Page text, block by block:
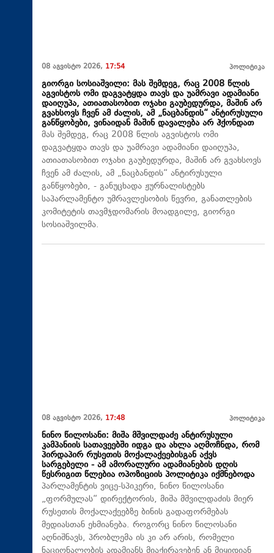
08 აგვისტო 2026, 17:54 პოლიტიკა
გიორგი სოსიაშვილი: მას შემდეგ, რაც 2008 წლის
აგვისტოს ომი დაგვატყდა თავს და უამრავი ადამიანი
დაიღუპა, ათიათასობით ოჯახი გაუბედურდა, მაშინ არ
გვახსოვს ჩვენ ამ ძალის, ამ „ნაცბანდის“ ანტირუსული
განწყობები, ვინაიდან მაშინ დავალება არ ჰქონდათ
მას შემდეგ, რაც 2008 წლის აგვისტოს ომი
დაგვატყდა თავს და უამრავი ადამიანი დაიღუპა,
ათიათასობით ოჯახი გაუბედურდა, მაშინ არ გვახსოვს
ჩვენ ამ ძალის, ამ „ნაცბანდის“ ანტირუსული
განწყობები, - განუცხადა ჟურნალისტებს
საპარლამენტო უმრავლესობის წევრი, განათლების
კომიტეტის თავმჯდომარის მოადგილე, გიორგი
სოსიაშვილმა.
08 აგვისტო 2026, 17:48 პოლიტიკა
ნინო წილოსანი: მიშა მშვილდაძე ანტირუსული
კამპანიის სათავეებში იდგა და ახლა აღმოჩნდა, რომ
პირდაპირ რუსეთის მოქალაქეებისგან აქვს
სარგებელი - ამ ამორალური ადამიანების დღის
წესრიგით წლებია ოპოზიციის პოლიტიკა იქმნებოდა
პარლამენტის ვიცე-სპიკერი, ნინო წილოსანი
„ფორმულას“ დირექტორის, მიშა მშვილდაძის მიერ
რუსეთის მოქალაქეებზე ბინის გადაფორმებას
მედიასთან ეხმიანება. როგორც ნინო წილოსანი
აღნიშნავს, პრობლემა ის კი არ არის, რომელი